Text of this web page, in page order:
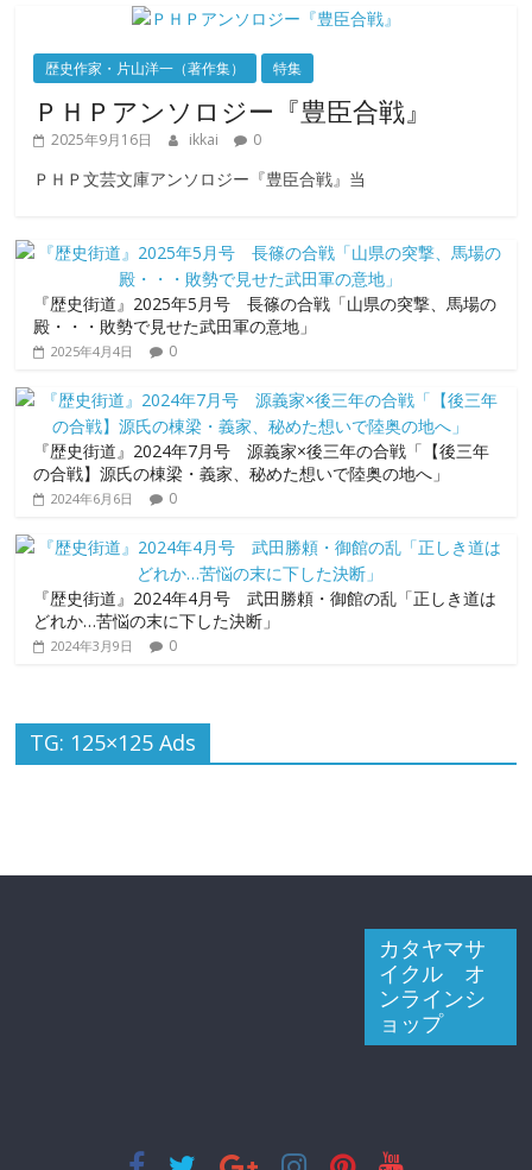
歴史作家・片山洋一（著作集） 特集
ＰＨＰアンソロジー『豊臣合戦』
2025年9月16日 ikkai 0
ＰＨＰ文芸文庫アンソロジー『豊臣合戦』当
『歴史街道』2025年5月号 長篠の合戦「山県の突撃、馬場の
殿・・・敗勢で見せた武田軍の意地」
2025年4月4日 0
『歴史街道』2024年7月号 源義家×後三年の合戦「【後三年
の合戦】源氏の棟梁・義家、秘めた想いで陸奥の地へ」
2024年6月6日 0
『歴史街道』2024年4月号 武田勝頼・御館の乱「正しき道は
どれか…苦悩の末に下した決断」
2024年3月9日 0
TG: 125×125 Ads
カタヤマサ
イクル オ
ンラインシ
ョップ